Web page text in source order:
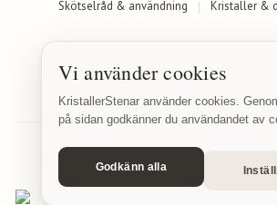
Skötselråd & användning
Kristaller &
Vi använder cookies
KristallerStenar använder cookies.
på sidan godkänner du användandet av
Godkänn alla